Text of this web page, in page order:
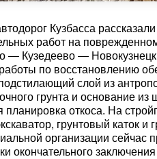
Кузбасса
работ на
— Кузедеево — Новокузнецк
по восстановлению
слой из
грунта и основание
планировка откоса. На
грунтовый каток и
организации сейчас
окончательного